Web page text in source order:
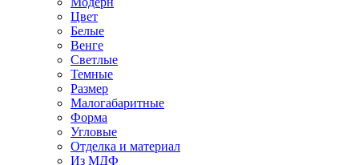
Цвет
Белые
Венге
Светлые
Темные
Размер
Малогабаритные
Форма
Угловые
Отделка и материал
Из МДФ